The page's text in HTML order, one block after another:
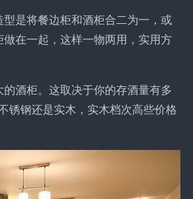
是将餐边柜和酒柜合二为一，或
在一起，这样一物两用，实用方
酒柜。这取决于你的存酒量有多
锈钢还是实木，实木档次高些价格